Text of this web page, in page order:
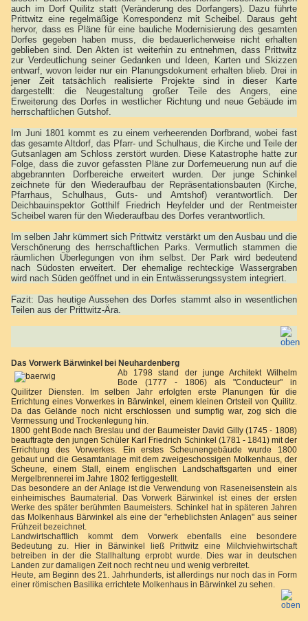
auch im Dorf Quilitz statt (Veränderung des Dorfangers). Dazu führte
Prittwitz eine regelmäßige Korrespondenz mit Scheibel. Daraus geht
hervor, dass es Pläne für eine bauliche Modernisierung des gesamten
Dorfes gegeben haben muss, die bedauerlicherweise nicht erhalten
geblieben sind. Den Akten ist weiterhin zu entnehmen, dass Prittwitz
zur Verdeutlichung seiner Gedanken und Ideen, Karten und Skizzen
entwarf, wovon leider nur ein Planungsdokument erhalten blieb. Drei in
jener Zeit tatsächlich realisierte Projekte sind in dieser Karte
dargestellt: die Neugestaltung großer Teile des Angers, eine
Erweiterung des Dorfes in westlicher Richtung und neue Gebäude im
herrschaftlichen Gutshof.
Im Juni 1801 kommt es zu einem verheerenden Dorfbrand, wobei fast
das gesamte Altdorf, das Pfarr- und Schulhaus, die Kirche und Teile der
Gutsanlagen am Schloss zerstört wurden. Diese Katastrophe hatte zur
Folge, dass die zuvor gefassten Pläne zur Dorferneuerung nun auf die
abgebrannten Dorfbereiche erweitert wurden. Der junge Schinkel
zeichnete für den Wiederaufbau der Repräsentationsbauten (Kirche,
Pfarrhaus, Schulhaus, Guts- und Amtshof) verantwortlich. Der
Deichbauinspektor Gotthilf Friedrich Heyfelder und der Rentmeister
Scheibel waren für den Wiederaufbau des Dorfes verantwortlich.
Im selben Jahr kümmert sich Prittwitz verstärkt um den Ausbau und die
Verschönerung des herrschaftlichen Parks. Vermutlich stammen die
räumlichen Überlegungen von ihm selbst. Der Park wird bedeutend
nach Südosten erweitert. Der ehemalige rechteckige Wassergraben
wird nach Süden geöffnet und in ein Entwässerungssystem integriert.
Fazit: Das heutige Aussehen des Dorfes stammt also in wesentlichen
Teilen aus der Prittwitz-Ära.
Das Vorwerk Bärwinkel bei Neuhardenberg
Ab 1798 stand der junge Architekt Wilhelm
Bode (1777 - 1806) als "Conducteur" in
Quilitzer Diensten. Im selben Jahr erfolgten erste Planungen für die
Errichtung eines Vorwerkes in Bärwinkel, einem kleinen Ortsteil von Quilitz.
Da das Gelände noch nicht erschlossen und sumpfig war, zog sich die
Vermessung und Trockenlegung hin.
1800 geht Bode nach Breslau und der Baumeister David Gilly (1745 - 1808)
beauftragte den jungen Schüler Karl Friedrich Schinkel (1781 - 1841) mit der
Errichtung des Vorwerkes. Ein erstes Scheunengebäude wurde 1800
gebaut und die Gesamtanlage mit dem zweigeschossigen Molkenhaus, der
Scheune, einem Stall, einem englischen Landschaftsgarten und einer
Mergelbrennerei im Jahre 1802 fertiggestellt.
Das besondere an der Anlage ist die Verwendung von Raseneisenstein als
einheimisches Baumaterial. Das Vorwerk Bärwinkel ist eines der ersten
Werke des später berühmten Baumeisters. Schinkel hat in späteren Jahren
das Molkenhaus Bärwinkel als eine der "erheblichsten Anlagen" aus seiner
Frühzeit bezeichnet.
Landwirtschaftlich kommt dem Vorwerk ebenfalls eine besondere
Bedeutung zu. Hier in Bärwinkel ließ Prittwitz eine Milchviehwirtschaft
betreiben in der die Stallhaltung erprobt wurde. Dies war in deutschen
Landen zur damaligen Zeit noch recht neu und wenig verbreitet.
Heute, am Beginn des 21. Jahrhunderts, ist allerdings nur noch das in Form
einer römischen Basilika errichtete Molkenhaus in Bärwinkel zu sehen.